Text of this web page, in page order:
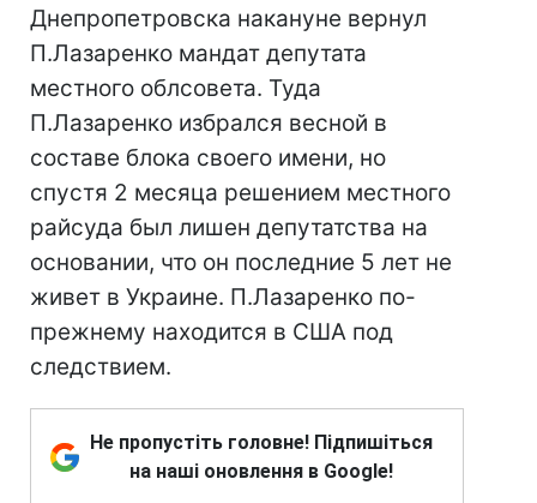
Днепропетровска накануне вернул
П.Лазаренко мандат депутата
местного облсовета. Туда
П.Лазаренко избрался весной в
составе блока своего имени, но
спустя 2 месяца решением местного
райсуда был лишен депутатства на
основании, что он последние 5 лет не
живет в Украине. П.Лазаренко по-
прежнему находится в США под
следствием.
Не пропустіть головне! Підпишіться
на наші оновлення в Google!